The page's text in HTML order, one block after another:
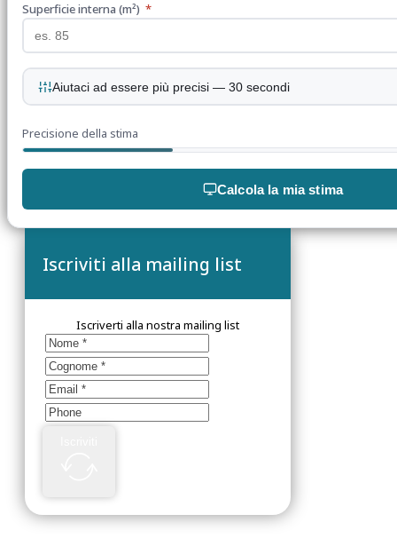
Superficie interna (m²) *
Aiutaci ad essere più precisi — 30 secondi
Precisione della stima
Calcola la mia stima
Iscriviti alla mailing list
Iscriverti alla nostra mailing list